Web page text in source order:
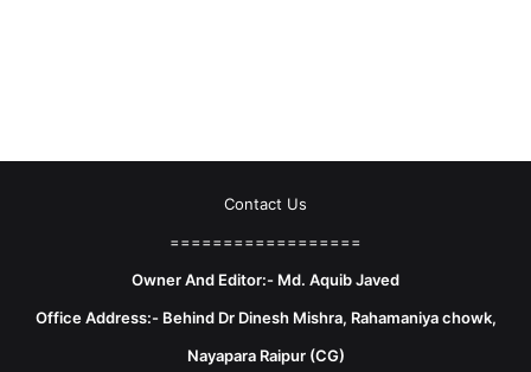
Contact Us
==================
Owner And Editor:- Md. Aquib Javed
Office Address:- Behind Dr Dinesh Mishra, Rahamaniya chowk,
Nayapara Raipur (CG)